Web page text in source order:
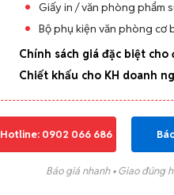
Giấy in / văn phòng phẩm
Bộ phụ kiện văn phòng cơ
Chính sách giá đặc biệt
Chiết khấu cho KH doanh
Hotline: 0902 066 686
Báo giá nhanh • Giao đúng